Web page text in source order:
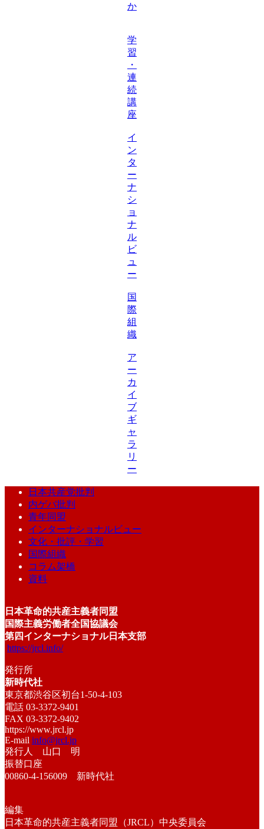
か
学
習
・
連
続
講
座
イ
ン
タ
ー
ナ
シ
ョ
ナ
ル
ビ
ュ
ー
国
際
組
織
ア
ー
カ
イ
ブ
ギ
ャ
ラ
リ
ー
日本共産党批判
内ゲバ批判
青年同盟
インターナショナルビュー
文化・批評・学習
国際組織
コラム架橋
資料
日本革命的共産主義者同盟
国際主義労働者全国協議会
第四インターナショナル日本支部
https://jrcl.info/
発行所
新時代社
東京都渋谷区初台1-50-4-103
電話 03-3372-9401
FAX 03-3372-9402
https://www.jrcl.jp
E-mail info@jrcl.jp
発行人 山口 明
振替口座
00860-4-156009 新時代社
編集
日本革命的共産主義者同盟（JRCL）中央委員会